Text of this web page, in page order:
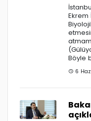
Ekrem
Böyle
6